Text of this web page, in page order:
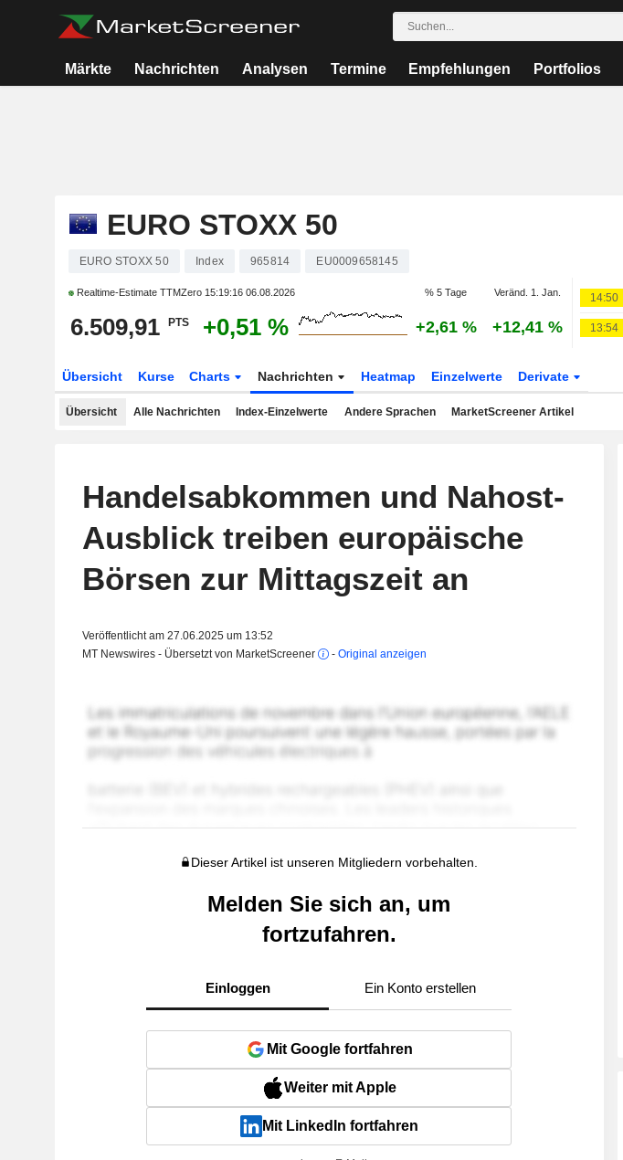
Märkte Nachrichten Analysen Termine Empfehlungen Portfolios
EURO STOXX 50
EURO STOXX 50 Index 965814 EU0009658145
Realtime-Estimate TTMZero 15:19:16 06.08.2026 % 5 Tage Veränd. 1. Jan.
6.509,91 PTS +0,51 % +2,61 % +12,41 %
14:50
13:54
Übersicht Kurse Charts Nachrichten Heatmap Einzelwerte Derivate
Übersicht Alle Nachrichten Index-Einzelwerte Andere Sprachen MarketScreener Artikel
Handelsabkommen und Nahost-
Ausblick treiben europäische
Börsen zur Mittagszeit an
Veröffentlicht am 27.06.2025 um 13:52
MT Newswires - Übersetzt von MarketScreener
- Original anzeigen
Dieser Artikel ist unseren Mitgliedern vorbehalten.
Melden Sie sich an, um
fortzufahren.
Einloggen Ein Konto erstellen
Mit Google fortfahren
Weiter mit Apple
Mit LinkedIn fortfahren